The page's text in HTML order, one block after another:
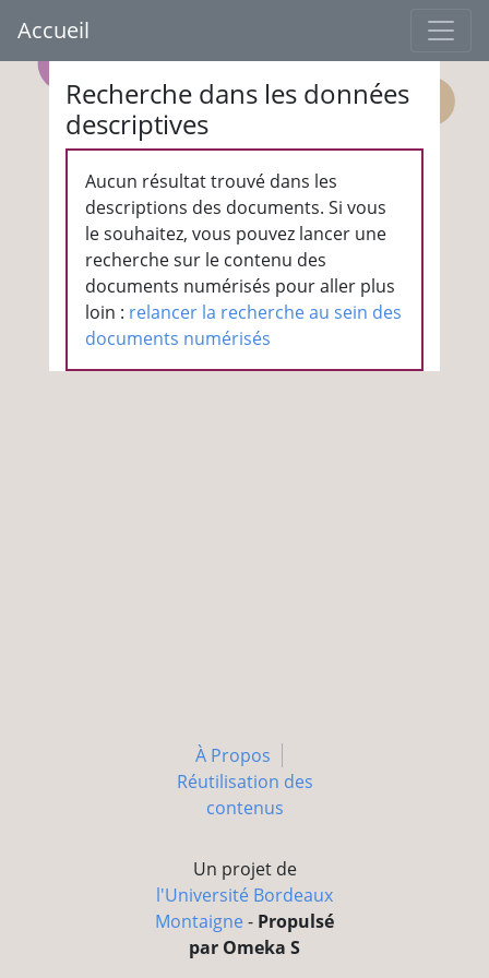
Accueil
Recherche dans les données
descriptives
Aucun résultat trouvé dans les
descriptions des documents. Si vous
le souhaitez, vous pouvez lancer une
recherche sur le contenu des
documents numérisés pour aller plus
loin : relancer la recherche au sein des
documents numérisés
À Propos
Réutilisation des
contenus
Un projet de
l'Université Bordeaux
Montaigne - Propulsé
par Omeka S